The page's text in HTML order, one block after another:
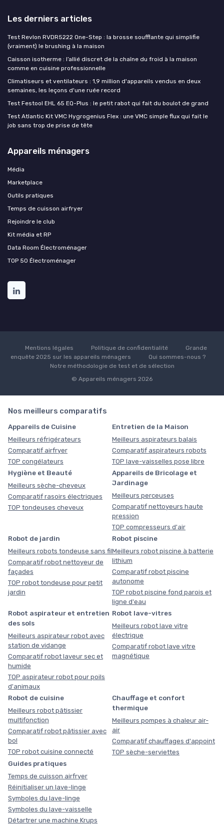
Les derniers articles
Test Revlon RVDR5222 One-Step : la brosse soufflante qui simplifie
(vraiment) le brushing à la maison
Caisson isotherme : l’allié discret de la chaîne du froid à la maison
comme en cuisine professionnelle
Climatiseurs et ventilateurs : 1,9 million d'appareils vendus en deux
semaines, les leçons d'une ruée record
Test Festool EHL 65 EQ-Plus : le petit rabot qui fait du boulot de grand
Test Atlantic Kit VMC Hygrogenius Flex : une VMC simple flux qui fait le
job sans trop de prise de tête
Appareils ménagers
Média
Marketplace
Outils pratiques
Temps de cuisson airfryer
Rejoindre le club
Kit média et RP
Data Room Électroménager
TOP 50 Électroménager
Mentions légales Politique de confidentialité
Grande
enquête 2025 sur les appareils ménagers
Qui sommes-nous ?
Notre méthodologie de test et de sélection
© Appareils ménagers 2026
Nos meilleurs comparatifs
Appareils de Cuisine
Meilleurs réfrigérateurs
Comparatif airfryer
TOP congélateurs
Entretien de la Maison
Meilleurs aspirateurs balais
Comparatif aspirateurs robots
TOP lave-vaisselles pose libre
Hygiène et Beauté
Meilleurs sèche-cheveux
Comparatif rasoirs électriques
TOP tondeuses cheveux
Appareils de Bricolage et
Jardinage
Meilleurs perceuses
Comparatif nettoyeurs haute
pression
TOP compresseurs d'air
Robot de jardin
Meilleurs robots tondeuse sans fil
Comparatif robot nettoyeur de
façades
TOP robot tondeuse pour petit
jardin
Robot piscine
Meilleurs robot piscine à batterie
lithium
Comparatif robot piscine
autonome
TOP robot piscine fond parois et
ligne d'eau
Robot aspirateur et entretien
des sols
Meilleurs aspirateur robot avec
station de vidange
Comparatif robot laveur sec et
humide
TOP aspirateur robot pour poils
d'animaux
Robot lave-vitres
Meilleurs robot lave vitre
électrique
Comparatif robot lave vitre
magnétique
Robot de cuisine
Meilleurs robot pâtissier
multifonction
Comparatif robot pâtissier avec
bol
TOP robot cuisine connecté
Chauffage et confort
thermique
Meilleurs pompes à chaleur air-
air
Comparatif chauffages d'appoint
TOP sèche-serviettes
Guides pratiques
Temps de cuisson airfryer
Réinitialiser un lave-linge
Symboles du lave-linge
Symboles du lave-vaisselle
Détartrer une machine Krups